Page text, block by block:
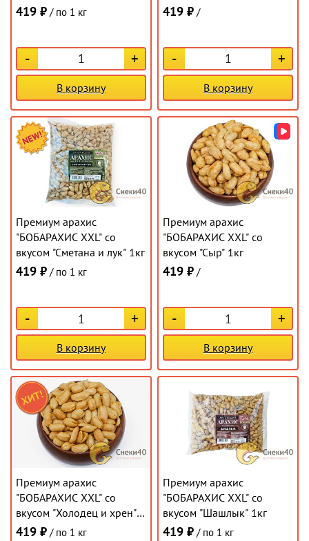
419 ₽ / по 1 кг
- +
В корзину
419 ₽ /
- +
В корзину
Премиум арахис
"БОБАРАХИС XXL" со
вкусом "Сметана и лук" 1кг
419 ₽ / по 1 кг
- +
В корзину
Премиум арахис
"БОБАРАХИС XXL" со
вкусом "Сыр" 1кг
419 ₽ /
- +
В корзину
Премиум арахис
"БОБАРАХИС XXL" со
вкусом "Холодец и хрен"
1кг
419 ₽ / по 1 кг
Премиум арахис
"БОБАРАХИС XXL" со
вкусом "Шашлык" 1кг
419 ₽ / по 1 кг